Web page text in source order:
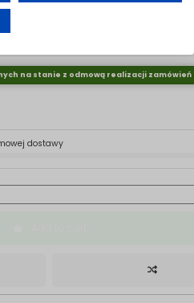
na stanie z odmową realizacji
dostawy